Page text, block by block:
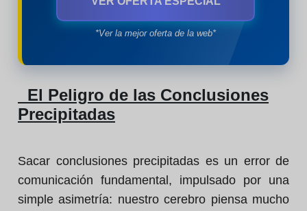
*Ver la mejor oferta de la web*
El Peligro de las Conclusiones
Precipitadas
Sacar conclusiones precipitadas es un error de
comunicación fundamental, impulsado por una
simple asimetría: nuestro cerebro piensa mucho